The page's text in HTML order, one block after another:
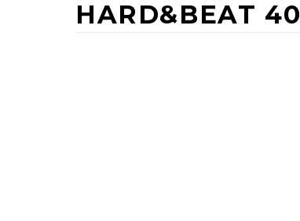
HARD&BEAT 40